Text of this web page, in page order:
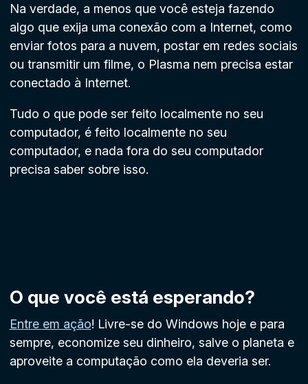
Na verdade, a menos que você esteja fazendo
algo que exija uma conexão com a Internet, como
enviar fotos para a nuvem, postar em redes sociais
ou transmitir um filme, o Plasma nem precisa estar
conectado à Internet.
Tudo o que pode ser feito localmente no seu
computador, é feito localmente no seu
computador, e nada fora do seu computador
precisa saber sobre isso.
O que você está esperando?
Entre em ação! Livre-se do Windows hoje e para
sempre, economize seu dinheiro, salve o planeta e
aproveite a computação como ela deveria ser.